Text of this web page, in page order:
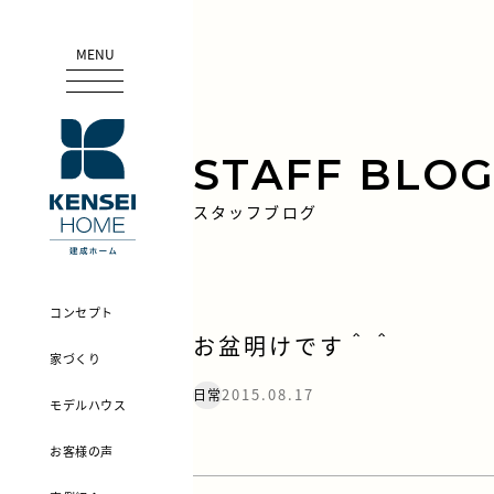
MENU
コンセプト
家づくり
モデルハウス
お客様の声
STAFF
スタッフブログ
お盆明けです＾＾
日常2015.08.17